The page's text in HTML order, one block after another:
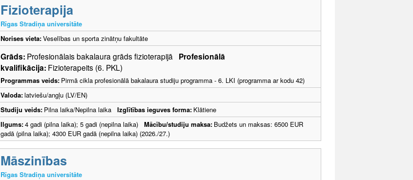
Fizioterapija
Rīgas Stradiņa universitāte
Norises vieta:Veselības un sporta zinātņu fakultāte
Grāds: Profesionālais bakalaura grāds fizioterapijā Profesionālā
kvalifikācija: Fizioterapeits (6. PKL)
Programmas veids: Pirmā cikla profesionālā bakalaura studiju programma - 6. LKI (programma ar kodu 42)
Valoda:latviešu/angļu (LV/EN)
Studiju veids: Pilna laika/Nepilna laika Izglītības ieguves forma: Klātiene
Ilgums:4 gadi (pilna laika); 5 gadi (nepilna laika) Mācību/studiju maksa: Budžets un maksas: 6500 EUR
gadā (pilna laika); 4300 EUR gadā (nepilna laika) (2026./27.)
Māszinības
Rīgas Stradiņa universitāte